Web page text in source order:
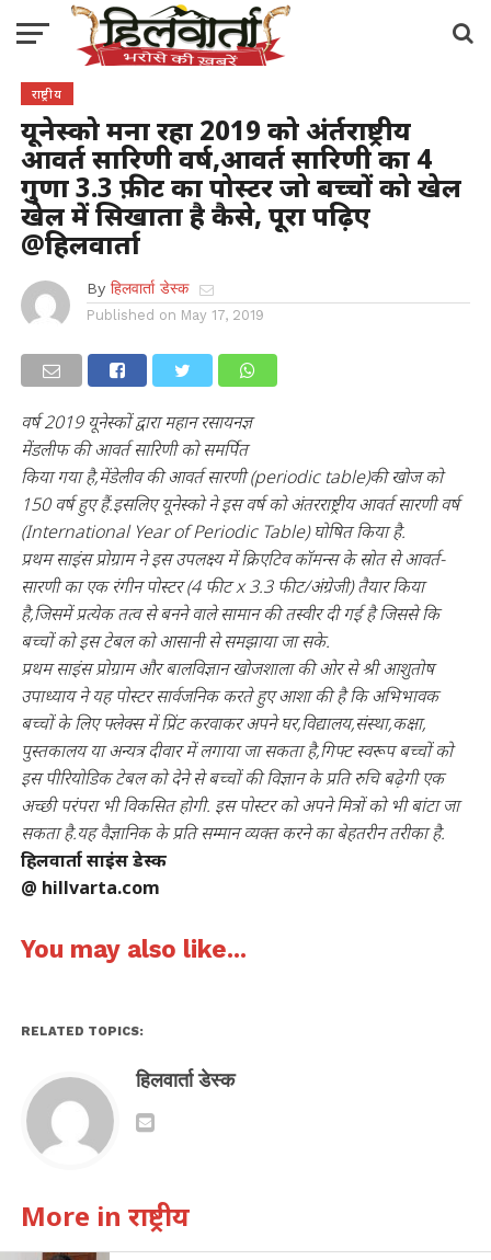
राष्ट्रीय
यूनेस्को मना रहा 2019 को अंर्तराष्ट्रीय
आवर्त सारिणी वर्ष,आवर्त सारिणी का 4
गुणा 3.3 फ़ीट का पोस्टर जो बच्चों को खेल
खेल में सिखाता है कैसे, पूरा पढ़िए
@हिलवार्ता
By हिलवार्ता डेस्क
Published on May 17, 2019
वर्ष 2019 यूनेस्कों द्वारा महान रसायनज्ञ
मेंडलीफ की आवर्त सारिणी को समर्पित
किया गया है,मेंडेलीव की आवर्त सारणी (periodic table)की खोज को
150 वर्ष हुए हैं.इसलिए यूनेस्को ने इस वर्ष को अंतरराष्ट्रीय आवर्त सारणी वर्ष
(International Year of Periodic Table) घोषित किया है.
प्रथम साइंस प्रोग्राम ने इस उपलक्ष्य में क्रिएटिव कॉमन्स के स्रोत से आवर्त-
सारणी का एक रंगीन पोस्टर (4 फीट x 3.3 फीट/अंग्रेजी) तैयार किया
है,जिसमें प्रत्येक तत्व से बनने वाले सामान की तस्वीर दी गई है जिससे कि
बच्चों को इस टेबल को आसानी से समझाया जा सके.
प्रथम साइंस प्रोग्राम और बालविज्ञान खोजशाला की ओर से श्री आशुतोष
उपाध्याय ने यह पोस्टर सार्वजनिक करते हुए आशा की है कि अभिभावक
बच्चों के लिए फ्लेक्स में प्रिंट करवाकर अपने घर,विद्यालय,संस्था,कक्षा,
पुस्तकालय या अन्यत्र दीवार में लगाया जा सकता है,गिफ्ट स्वरूप बच्चों को
इस पीरियोडिक टेबल को देने से बच्चों की विज्ञान के प्रति रुचि बढ़ेगी एक
अच्छी परंपरा भी विकसित होगी. इस पोस्टर को अपने मित्रों को भी बांटा जा
सकता है.यह वैज्ञानिक के प्रति सम्मान व्यक्त करने का बेहतरीन तरीका है.
हिलवार्ता साइंस डेस्क
@ hillvarta.com
You may also like...
RELATED TOPICS:
हिलवार्ता डेस्क
More in राष्ट्रीय